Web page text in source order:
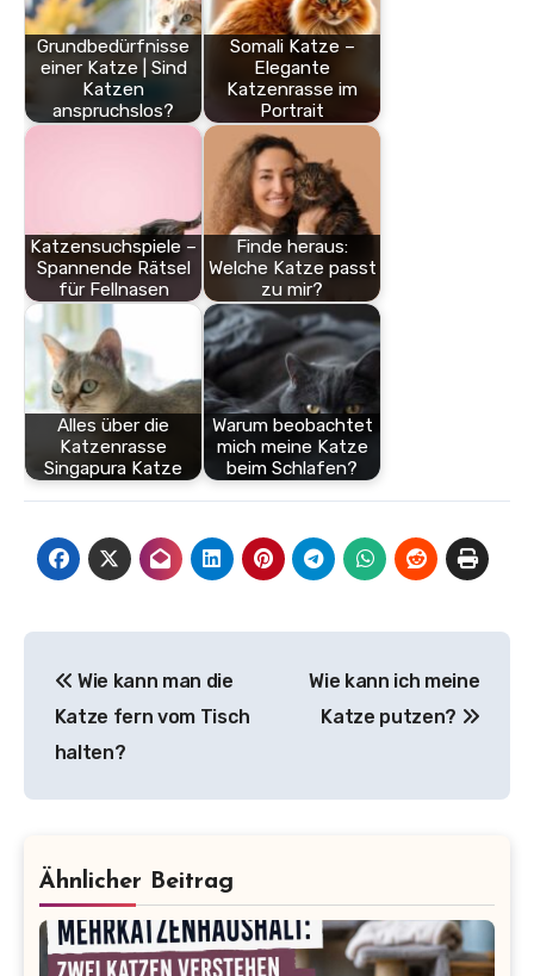
Grundbedürfnisse
einer Katze | Sind
Katzen
anspruchslos?
Somali Katze –
Elegante
Katzenrasse im
Portrait
Katzensuchspiele –
Spannende Rätsel
für Fellnasen
Finde heraus:
Welche Katze passt
zu mir?
Alles über die
Katzenrasse
Singapura Katze
Warum beobachtet
mich meine Katze
beim Schlafen?
Wie kann man die
Katze fern vom Tisch
halten?
Wie kann ich meine
Katze putzen?
Ähnlicher Beitrag